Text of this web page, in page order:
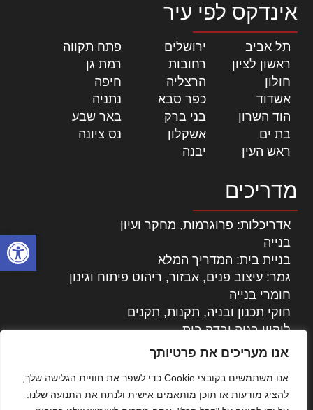
פתח
אנו מעריכים את פרטיותך
אנו משתמשים בקובצי Cookie כדי לשפר את חוויית הגלישה שלך,
להציג מודעות או תוכן מותאמים אישית ולנתח את התנועה שלנו.
אינדקס לפי עיר
תל אביב ירושלים פתח תקווה
ראשון לציון
רחובות רמת גן
חולון
הרצליה חיפה
אשדוד
כפר סבא נתניה
הוד השרון
בני ברק באר שבע
בת ים
אשקלון נס ציונה
ראש העין
יבנה
מדריכים
אדריכלות: פרוגרמות, מחקר ועיון
בנייה
בניית בית: המדריך המלא
גמר: עיצוב פנים, אבזור, ריהוט פיתוח וגינון
חומרי בנייה
חוקי תכנון ובניה, תקנות, תקנים
ליקויי בניה ובדק בית
נדל"ן: זכויות, אגרות ועסקאות
עקרונות ניהול אחזקה מתקדמות
צילום אדריכלי